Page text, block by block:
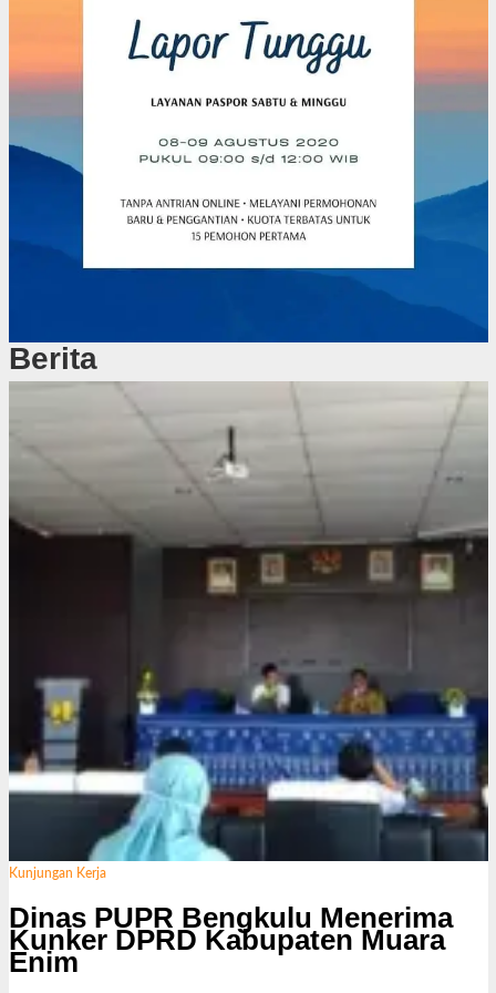
Berita
Kunjungan Kerja
Dinas PUPR Bengkulu Menerima
Kunker DPRD Kabupaten Muara
Enim